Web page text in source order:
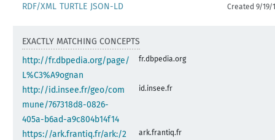
RDF/XML TURTLE JSON-LD Created 9/19/
EXACTLY MATCHING CONCEPTS
http://fr.dbpedia.org/page/
L%C3%A9ognan
fr.dbpedia.org
http://id.insee.fr/geo/com
mune/767318d8-0826-
405a-b6ad-a9c804b14f14
id.insee.fr
https://ark.frantiq.fr/ark:/2
ark.frantiq.fr